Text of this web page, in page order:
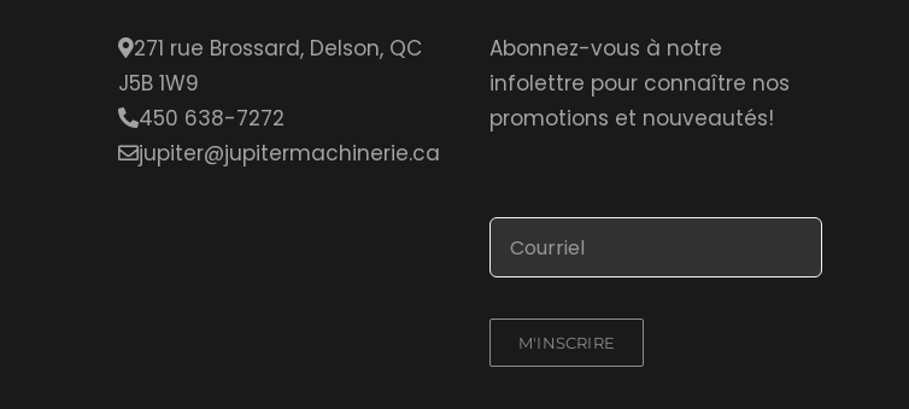
271 rue Brossard, Delson, QC
J5B 1W9
450 638-7272
jupiter@jupitermachinerie.ca
Abonnez-vous à notre
infolettre pour connaître nos
promotions et nouveautés!
M'INSCRIRE